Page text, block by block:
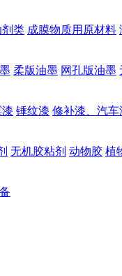
剂类 成膜物质用原材料
柔版油墨 网孔版油墨
漆 锤纹漆 修补漆、汽车
无机胶粘剂 动物胶 植